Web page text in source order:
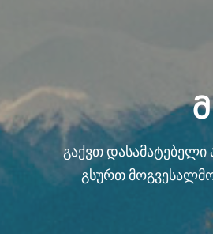
გაქვთ
გსურთ